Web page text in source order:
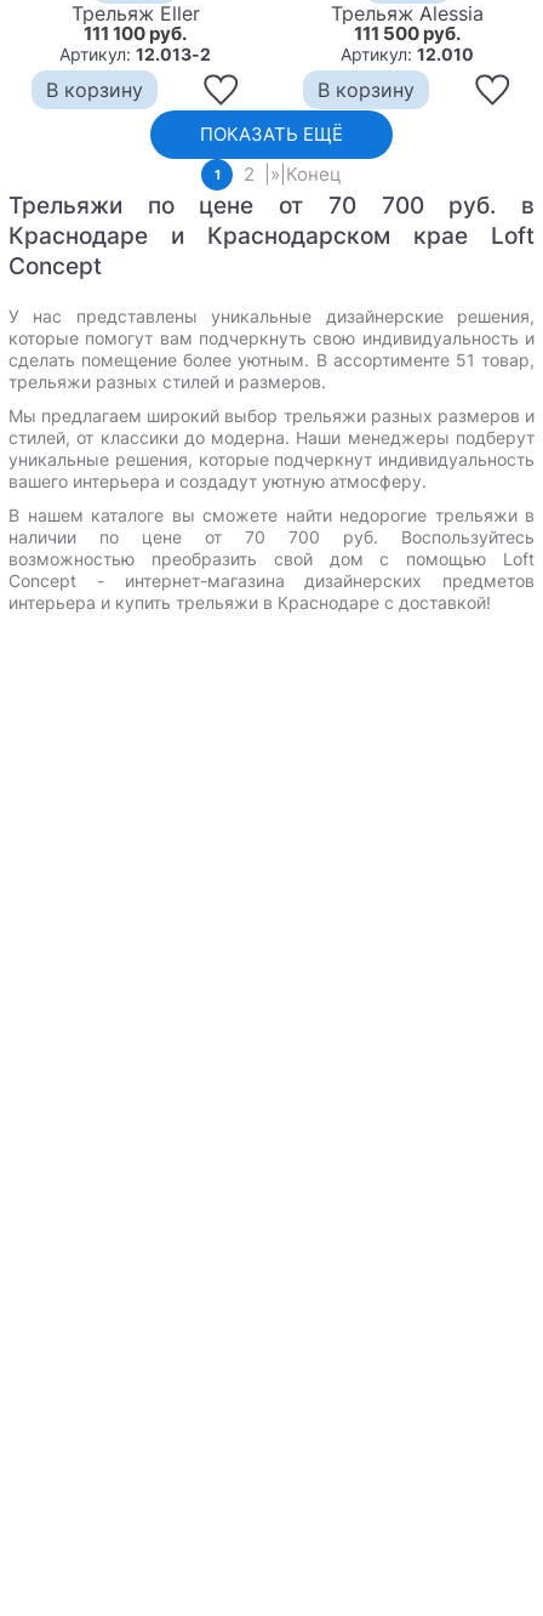
Трельяж Eller
111 100 руб.
Артикул:12.013-2
В корзину
Трельяж Alessia
111 500 руб.
Артикул:12.010
В корзину
ПОКАЗАТЬ ЕЩЁ
1 2 » Конец
Трельяжи по цене от 70 700 руб. в
Краснодаре и Краснодарском крае Loft
Concept
У нас представлены уникальные дизайнерские решения,
которые помогут вам подчеркнуть свою индивидуальность и
сделать помещение более уютным. В ассортименте 51 товар,
трельяжи разных стилей и размеров.
Мы предлагаем широкий выбор трельяжи разных размеров и
стилей, от классики до модерна. Наши менеджеры подберут
уникальные решения, которые подчеркнут индивидуальность
вашего интерьера и создадут уютную атмосферу.
В нашем каталоге вы сможете найти недорогие трельяжи в
наличии по цене от 70 700 руб. Воспользуйтесь
возможностью преобразить свой дом с помощью Loft
Сoncept - интернет-магазина дизайнерских предметов
интерьера и купить трельяжи в Краснодаре с доставкой!